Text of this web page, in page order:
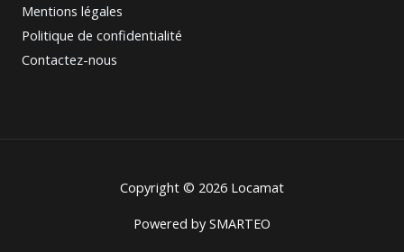
Mentions légales
Politique de confidentialité
Contactez-nous
Copyright © 2026 Locamat
Powered bySMARTEO